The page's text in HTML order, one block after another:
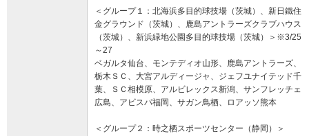
＜グループ１：北海浜多目的球技場（茨城）、新日鐵住
金グラウンド（茨城）、鹿島アントラーズクラブハウス
（茨城）、新浜緑地公園多目的球技場（茨城）＞※3/25
～27
ベガルタ仙台、モンテディオ山形、鹿島アントラーズ、
栃木ＳＣ、大宮アルディージャ、ジェフユナイテッド千
葉、ＳＣ相模原、アルビレックス新潟、サンフレッチェ
広島、アビスパ福岡、サガン鳥栖、ロアッソ熊本
＜グループ２：時之栖スポーツセンター（静岡）＞